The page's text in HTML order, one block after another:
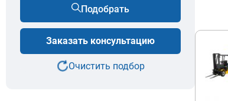
Подобрать
Заказать консультацию
Очистить подбор